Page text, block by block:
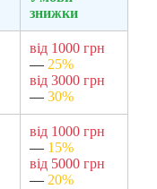
знижки
від 1000 грн
— 25%
від 3000 грн
— 30%
від 1000 грн
— 15%
від 5000 грн
— 20%